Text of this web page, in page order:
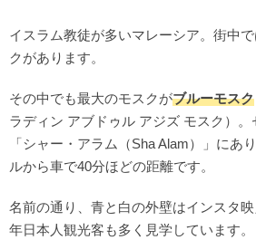
イスラム教徒が多いマレーシア。街中
クがあります。
その中でも最大のモスクがブルーモスク
ラディン アブドゥル アジズ モスク）
「シャー・アラム（Sha Alam）」にあ
ルから車で40分ほどの距離です。
名前の通り、青と白の外壁はインスタ
年日本人観光客も多く見学しています。